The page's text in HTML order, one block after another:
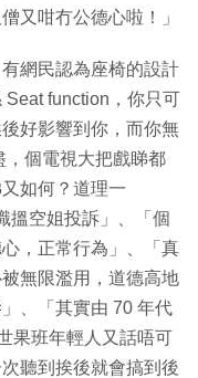
又咁冇公德心啦！」
網民認為座椅的設計
function，你只可
好影響到你，而你無
，個電視大把戲睇都
如何？道理一
搵空姐投訴」、「個
，正常行為」、「真
無限濫用，道德高地
、「其實由 70 年代
果班年輕人又話唔可
聽到挨後就會搞到後